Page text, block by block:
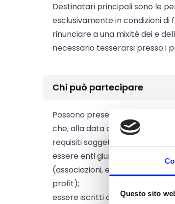
Questo sito
Destinatari principali sono le
esclusivamente in condizioni di
rinunciare a una mixité dei e
necessario tesserarsi presso i
Chi può partecipare
Possono presentare domanda
che, alla data di presentazione
requisiti soggettivi di seguito
essere enti giuridicamente
(associazioni, enti del Terzo
profit);
essere iscritti al Registro